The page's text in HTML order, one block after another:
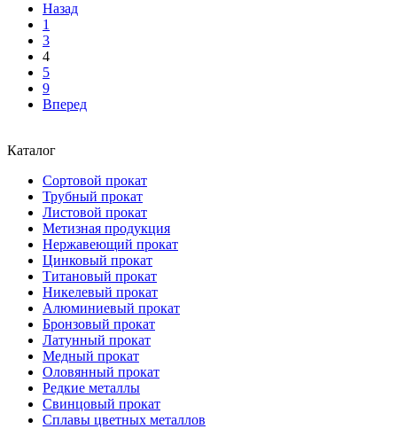
Назад
1
3
4
5
9
Вперед
Каталог
Сортовой прокат
Трубный прокат
Листовой прокат
Метизная продукция
Нержавеющий прокат
Цинковый прокат
Титановый прокат
Никелевый прокат
Алюминиевый прокат
Бронзовый прокат
Латунный прокат
Медный прокат
Оловянный прокат
Редкие металлы
Свинцовый прокат
Сплавы цветных металлов